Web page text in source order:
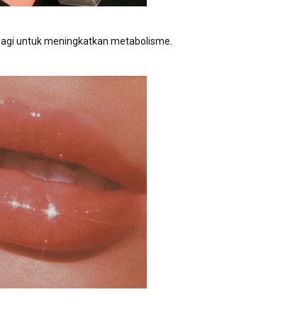
untuk meningkatkan metabolisme.